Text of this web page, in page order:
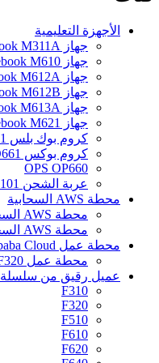
الأجهزة التعليمية
جهاز Chromebook M311A
جهاز Chromebook M610
جهاز Chromebook M612A
جهاز Chromebook M612B
جهاز Chromebook M613A
جهاز Chromebook M621
كروم بوك بلس M621
كروم بوكس ​​D661
OPS OP660
عربة الشحن SC101
محطة AWS السحابية
محطة AWS السحابية F510
محطة AWS السحابية F650
محطة عمل Alibaba Cloud
محطة عمل Alibaba Cloud Workspace F320
عميل رقيق من سلسلة F
F310
F320
F510
F610
F620